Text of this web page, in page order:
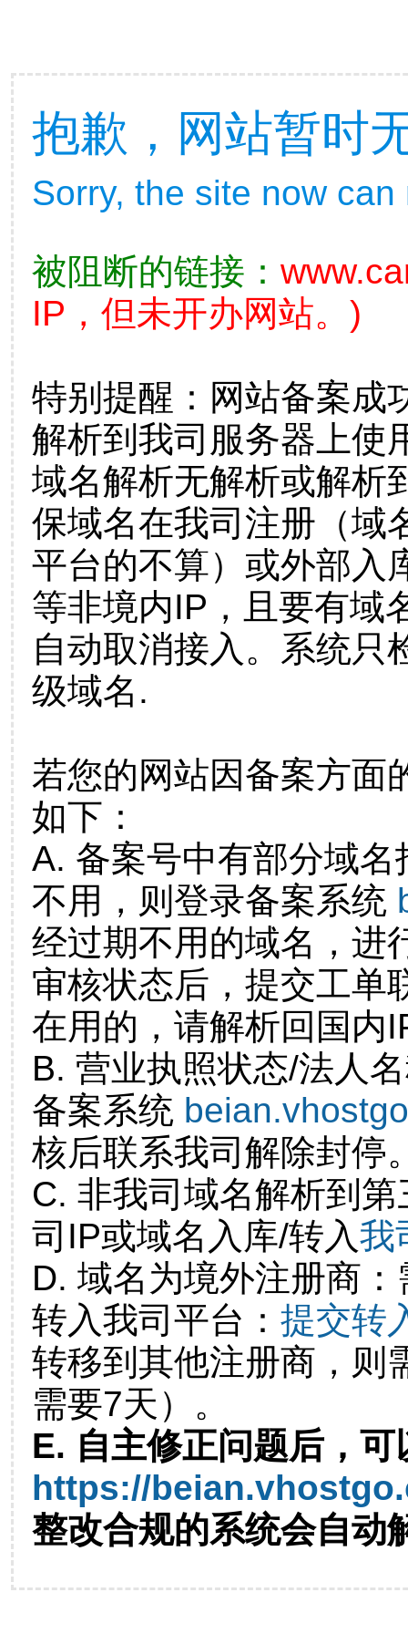
抱歉，网站暂时
Sorry, the site now
被阻断的链接：
IP，但未开办网站。)
特别提醒：网站备案成
解析到我司服务器上使
域名解析无解析或解析
保域名在我司注册（域
平台的不算）或外部入
等非境内IP，且要有域
自动取消接入。系统只
级域名.
若您的网站因备案方面
如下：
A. 备案号中有部分域
不用，则登录备案系统
经过期不用的域名，进
审核状态后，提交工单
在用的，请解析回国内
B. 营业执照状态/法人
备案系统
核后联系我司解除封停
C. 非我司域名解析到
司IP或域名入库/转入我
D. 域名为境外注册商
转入我司平台： 提交转
转移到其他注册商，则
需要7天）。
E. 自主修正问题后，可
https://
整改合规的系统会自动